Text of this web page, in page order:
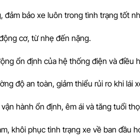
đảm bảo xe luôn trong tình trạng tốt
cơ, từ nhẹ đến nặng.
ổn định của hệ thống điện và điều
độ an toàn, giảm thiểu rủi ro khi lái
hành ổn định, êm ái và tăng tuổi
khôi phục tình trạng xe về ban đầu